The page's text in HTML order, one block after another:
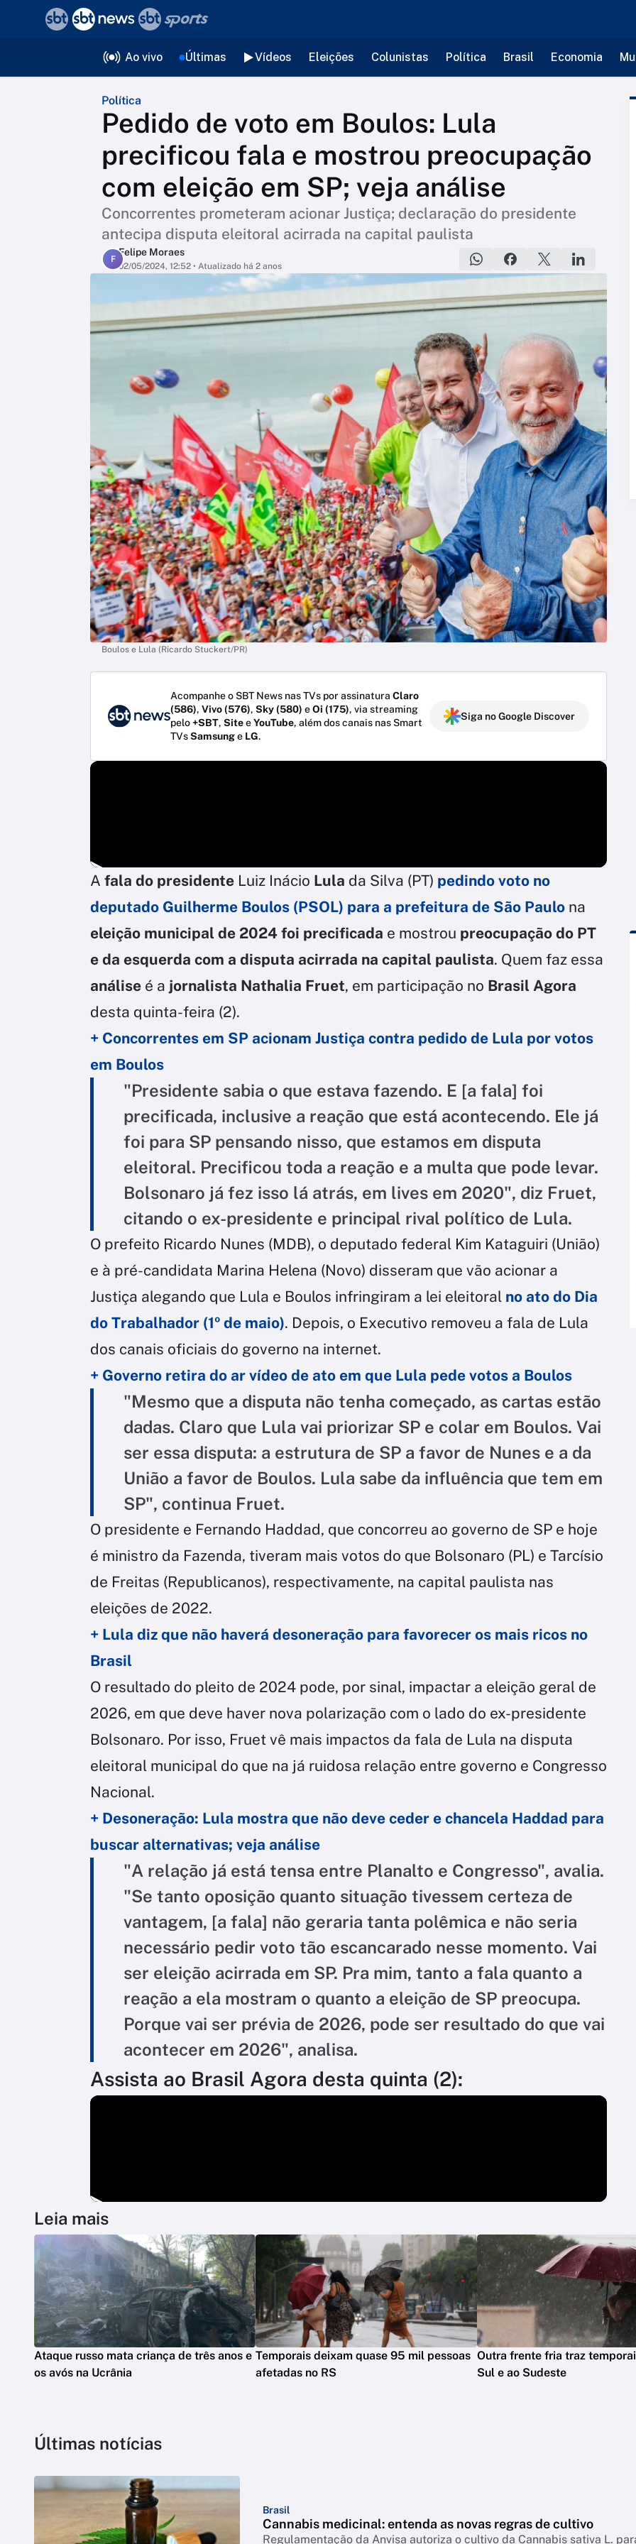
Ao vivo Últimas Vídeos Eleições Colunistas Política Brasil Economia
Política
Pedido de voto em Boulos: Lula
precificou fala e mostrou preocupação
com eleição em SP; veja análise
Concorrentes prometeram acionar Justiça; declaração do presidente
antecipa disputa eleitoral acirrada na capital paulista
F
Felipe Moraes
02/05/2024, 12:52 • Atualizado há 2 anos
Boulos e Lula (Ricardo Stuckert/PR)
Acompanhe o SBT News nas TVs por assinatura Claro
(586), Vivo (576), Sky (580) eOi (175), via streaming
pelo+SBT, SiteeYouTube, além dos canais nas Smart
TVsSamsunge LG.
Siga no Google Discover
A fala do presidente Luiz Inácio Lula da Silva (PT) pedindo voto no
deputado Guilherme Boulos (PSOL) para a prefeitura de São Paulo na
eleição municipal de 2024 foi precificada e mostrou preocupação do PT
e da esquerda com a disputa acirrada na capital paulista. Quem faz essa
análise é a jornalista Nathalia Fruet, em participação no Brasil Agora
desta quinta-feira (2).
+ Concorrentes em SP acionam Justiça contra pedido de Lula por votos
em Boulos
"Presidente sabia o que estava fazendo. E [a fala] foi
precificada, inclusive a reação que está acontecendo. Ele já
foi para SP pensando nisso, que estamos em disputa
eleitoral. Precificou toda a reação e a multa que pode levar.
Bolsonaro já fez isso lá atrás, em lives em 2020", diz Fruet,
citando o ex-presidente e principal rival político de Lula.
O prefeito Ricardo Nunes (MDB), o deputado federal Kim Kataguiri (União)
e à pré-candidata Marina Helena (Novo) disseram que vão acionar a
Justiça alegando que Lula e Boulos infringiram a lei eleitoral no ato do Dia
do Trabalhador (1º de maio). Depois, o Executivo removeu a fala de Lula
dos canais oficiais do governo na internet.
+ Governo retira do ar vídeo de ato em que Lula pede votos a Boulos
"Mesmo que a disputa não tenha começado, as cartas estão
dadas. Claro que Lula vai priorizar SP e colar em Boulos. Vai
ser essa disputa: a estrutura de SP a favor de Nunes e a da
União a favor de Boulos. Lula sabe da influência que tem em
SP", continua Fruet.
O presidente e Fernando Haddad, que concorreu ao governo de SP e hoje
é ministro da Fazenda, tiveram mais votos do que Bolsonaro (PL) e Tarcísio
de Freitas (Republicanos), respectivamente, na capital paulista nas
eleições de 2022.
+ Lula diz que não haverá desoneração para favorecer os mais ricos no
Brasil
O resultado do pleito de 2024 pode, por sinal, impactar a eleição geral de
2026, em que deve haver nova polarização com o lado do ex-presidente
Bolsonaro. Por isso, Fruet vê mais impactos da fala de Lula na disputa
eleitoral municipal do que na já ruidosa relação entre governo e Congresso
Nacional.
+ Desoneração: Lula mostra que não deve ceder e chancela Haddad para
buscar alternativas; veja análise
"A relação já está tensa entre Planalto e Congresso", avalia.
"Se tanto oposição quanto situação tivessem certeza de
vantagem, [a fala] não geraria tanta polêmica e não seria
necessário pedir voto tão escancarado nesse momento. Vai
ser eleição acirrada em SP. Pra mim, tanto a fala quanto a
reação a ela mostram o quanto a eleição de SP preocupa.
Porque vai ser prévia de 2026, pode ser resultado do que vai
acontecer em 2026", analisa.
Assista ao Brasil Agora desta quinta (2):
Leia mais
Ataque russo mata criança de três anos e
os avós na Ucrânia
Temporais deixam quase 95 mil pessoas
afetadas no RS
Outra frente fria traz
Sul e ao Sudeste
Últimas notícias
Brasil
Cannabis medicinal: entenda as novas regras de cultivo
Regulamentação da Anvisa autoriza o cultivo da Cannabis sativa L.
voltar
Editorias